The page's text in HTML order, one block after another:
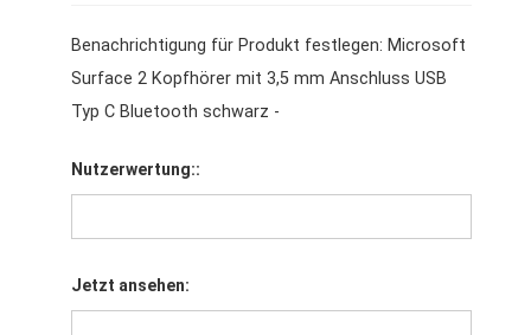
Benachrichtigung für Produkt festlegen: Microsoft
Surface 2 Kopfhörer mit 3,5 mm Anschluss USB
Typ C Bluetooth schwarz -
Nutzerwertung::
Jetzt ansehen: